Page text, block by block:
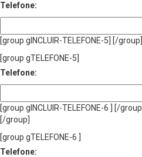
Telefone:
[group gINCLUIR-TELEFONE-5]
[/group]
[group gTELEFONE-5]
Telefone:
[group gINCLUIR-TELEFONE-6 ]
[/group]
[/group]
[group gTELEFONE-6 ]
Telefone: